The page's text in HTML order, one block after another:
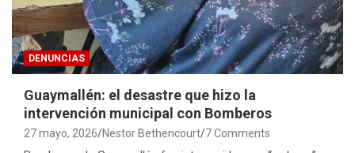
DENUNCIAS
Guaymallén: el desastre que hizo la
intervención municipal con Bomberos
27 mayo, 2026 Nestor Bethencourt 7 Comments